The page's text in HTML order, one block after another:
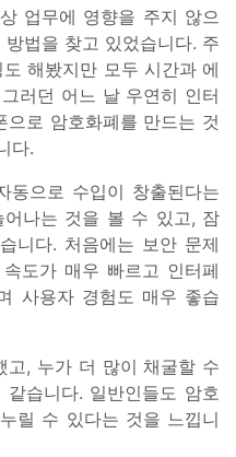
업무에 영향을 주지 않으
법을 찾고 있었습니다. 주
해봤지만 모두 시간과 에
러던 어느 날 우연히 인터
로 암호화폐를 만드는 것
다.
으로 수입이 창출된다는
나는 것을 볼 수 있고, 잠
니다. 처음에는 보안 문제
도가 매우 빠르고 인터페
사용자 경험도 매우 좋습
고, 누가 더 많이 채굴할 수
습니다. 일반인들도 암호
릴 수 있다는 것을 느낍니